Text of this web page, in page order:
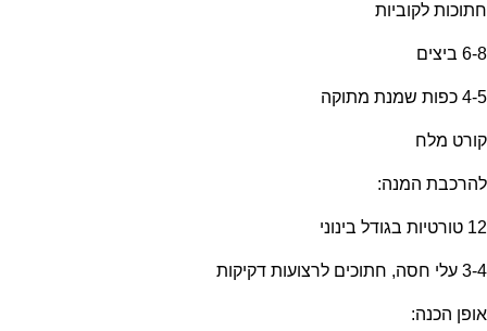
חתוכות לקוביות
6-8 ביצים
4-5 כפות שמנת מתוקה
קורט מלח
להרכבת המנה:
12 טורטיות בגודל בינוני
3-4 עלי חסה, חתוכים לרצועות דקיקות
אופן הכנה: